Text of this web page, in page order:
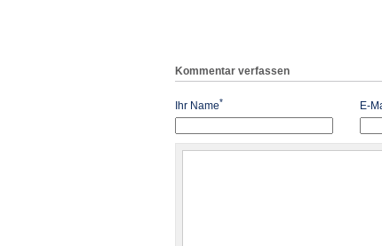
Kommentar verfassen
Ihr Name* E-